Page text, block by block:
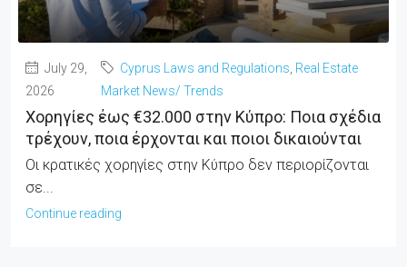
July 29,
2026
Cyprus Laws and Regulations, Real Estate
Market News/ Trends
Χορηγίες έως €32.000 στην Κύπρο: Ποια σχέδια
τρέχουν, ποια έρχονται και ποιοι δικαιούνται
Οι κρατικές χορηγίες στην Κύπρο δεν περιορίζονται
σε...
Continue reading